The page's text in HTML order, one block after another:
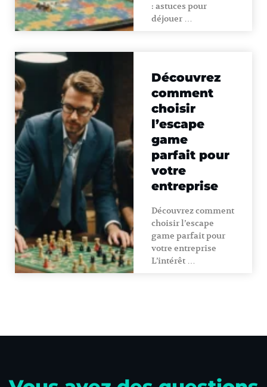
: astuces pour
déjouer …
Découvrez
comment
choisir
l’escape
game
parfait pour
votre
entreprise
Découvrez comment
choisir l’escape
game parfait pour
votre entreprise
L’intérêt …